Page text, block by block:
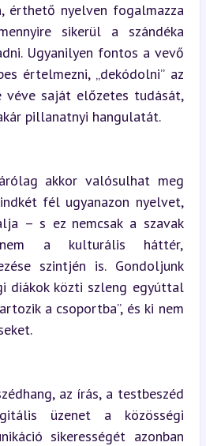
érthető nyelven fogalmazza
sikerül a szándéka
Ugyanilyen fontos a vevő
értelmezni, „dekódolni” az
véve saját előzetes tudását,
pillanatnyi hangulatát.
akkor valósulhat meg
fél ugyanazon nyelvet,
– s ez nemcsak a szavak
a kulturális háttér,
szintjén is. Gondoljunk
diákok közti szleng egyúttal
a csoportba”, és ki nem
az írás, a testbeszéd
üzenet a közösségi
sikerességét azonban